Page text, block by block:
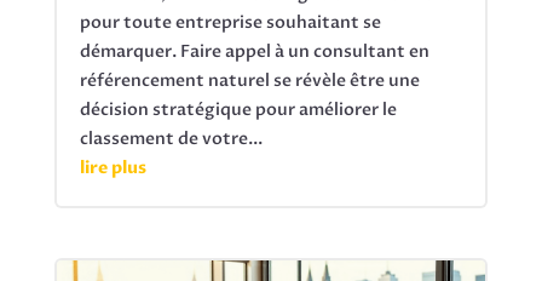
pour toute entreprise souhaitant se
démarquer. Faire appel à un consultant en
référencement naturel se révèle être une
décision stratégique pour améliorer le
classement de votre...
lire plus